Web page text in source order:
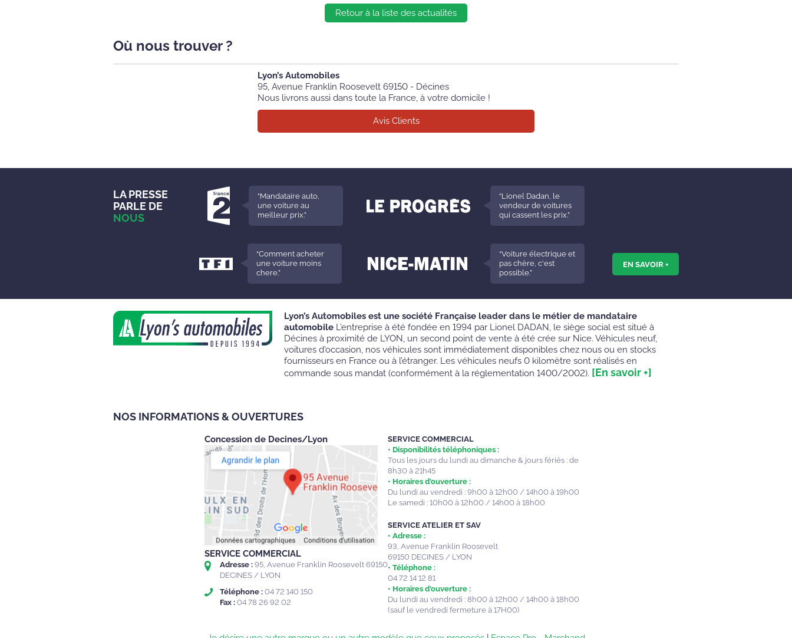
Retour à la liste des actualités
Où nous trouver ?
Lyon’s Automobiles
95, Avenue Franklin Roosevelt 69150 - Décines
Nous livrons aussi dans toute la France, à votre domicile !
Avis Clients
LA PRESSE
PARLE DE
NOUS
“Mandataire auto,
une voiture au
meilleur prix.”
“Lionel Dadan, le
vendeur de voitures
qui cassent les prix.”
“Comment acheter
une voiture moins
chere.”
“Voiture électrique et
pas chère, c'est
possible.”
EN SAVOIR +
Lyon’s Automobiles est une société Française leader dans le métier de mandataire
automobile L’entreprise à été fondée en 1994 par Lionel DADAN, le siège social est situé à
Décines à proximité de LYON, un second point de vente à été crée sur Nice. Véhicules neuf,
voitures d'occasion, nos véhicules sont immédiatement disponibles chez nous ou en stocks
fournisseurs en France ou à l’étranger. Les véhicules neufs 0 kilomètre sont réalisés en
commande sous mandat (conformément à la réglementation 1400/2002). [En savoir +]
NOS INFORMATIONS & OUVERTURES
Concession de Decines/Lyon
SERVICE COMMERCIAL
Adresse : 95, Avenue Franklin Roosevelt 69150
DECINES / LYON
Téléphone : 04 72 140 150
Fax : 04 78 26 92 02
SERVICE COMMERCIAL
• Disponibilités téléphoniques :
Tous les jours du lundi au dimanche & jours fériés : de
8h30 à 21h45
• Horaires d'ouverture :
Du lundi au vendredi : 9h00 à 12h00 / 14h00 à 19h00
Le samedi : 10h00 à 12h00 / 14h00 à 18h00
SERVICE ATELIER ET SAV
• Adresse :
93, Avenue Franklin Roosevelt
69150 DECINES / LYON
• Téléphone :
04 72 14 12 81
• Horaires d'ouverture :
Du lundi au vendredi : 8h00 à 12h00 / 14h00 à 18h00
(sauf le vendredi fermeture à 17H00)